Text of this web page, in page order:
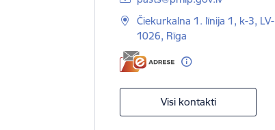
Čiekurkalna 1. līnija 1, k-3, LV-
1026, Rīga
Visi kontakti